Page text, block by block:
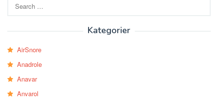
for:
Kategorier
AirSnore
Anadrole
Anavar
Anvarol